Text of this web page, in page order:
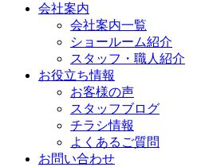
会社案内
会社案内一覧
ショールーム紹介
スタッフ・職人紹介
お役立ち情報
お客様の声
スタッフブログ
チラシ情報
よくあるご質問
お問い合わせ